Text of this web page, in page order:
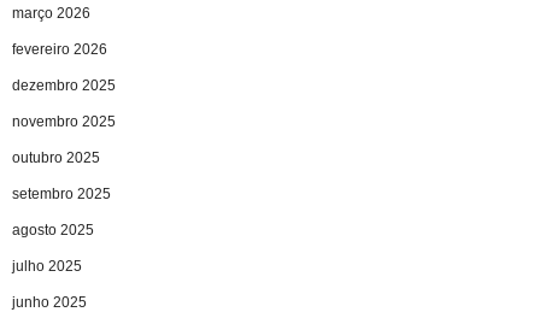
março 2026
fevereiro 2026
dezembro 2025
novembro 2025
outubro 2025
setembro 2025
agosto 2025
julho 2025
junho 2025